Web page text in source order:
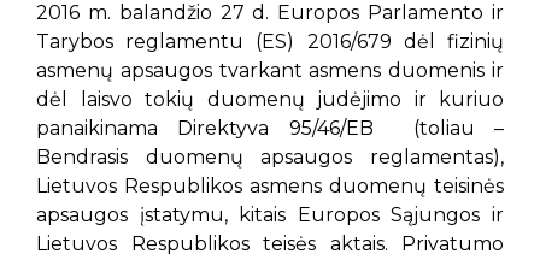
2016 m. balandžio 27 d. Europos Parlamento ir
Tarybos reglamentu (ES) 2016/679 dėl fizinių
asmenų apsaugos tvarkant asmens duomenis ir
dėl laisvo tokių duomenų judėjimo ir kuriuo
panaikinama Direktyva 95/46/EB (toliau –
Bendrasis duomenų apsaugos reglamentas),
Lietuvos Respublikos asmens duomenų teisinės
apsaugos įstatymu, kitais Europos Sąjungos ir
Lietuvos Respublikos teisės aktais. Privatumo